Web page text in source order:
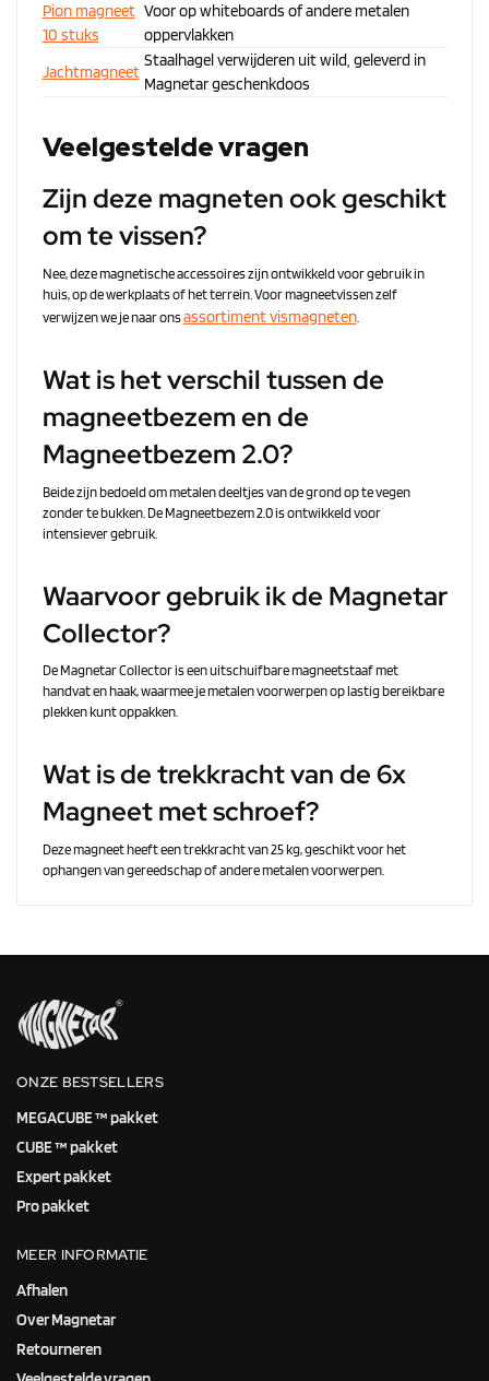
Pion magneet
10 stuks
Voor op whiteboards of andere metalen
oppervlakken
Jachtmagneet
Staalhagel verwijderen uit wild, geleverd in
Magnetar geschenkdoos
Veelgestelde vragen
Zijn deze magneten ook geschikt
om te vissen?
Nee, deze magnetische accessoires zijn ontwikkeld voor gebruik in
huis, op de werkplaats of het terrein. Voor magneetvissen zelf
verwijzen we je naar onsassortiment vismagneten.
Wat is het verschil tussen de
magneetbezem en de
Magneetbezem 2.0?
Beide zijn bedoeld om metalen deeltjes van de grond op te vegen
zonder te bukken. De Magneetbezem 2.0 is ontwikkeld voor
intensiever gebruik.
Waarvoor gebruik ik de Magnetar
Collector?
De Magnetar Collector is een uitschuifbare magneetstaaf met
handvat en haak, waarmee je metalen voorwerpen op lastig bereikbare
plekken kunt oppakken.
Wat is de trekkracht van de 6x
Magneet met schroef?
Deze magneet heeft een trekkracht van 25 kg, geschikt voor het
ophangen van gereedschap of andere metalen voorwerpen.
ONZE BESTSELLERS
MEGACUBE ™ pakket
CUBE ™ pakket
Expert pakket
Pro pakket
MEER INFORMATIE
Afhalen
Over Magnetar
Retourneren